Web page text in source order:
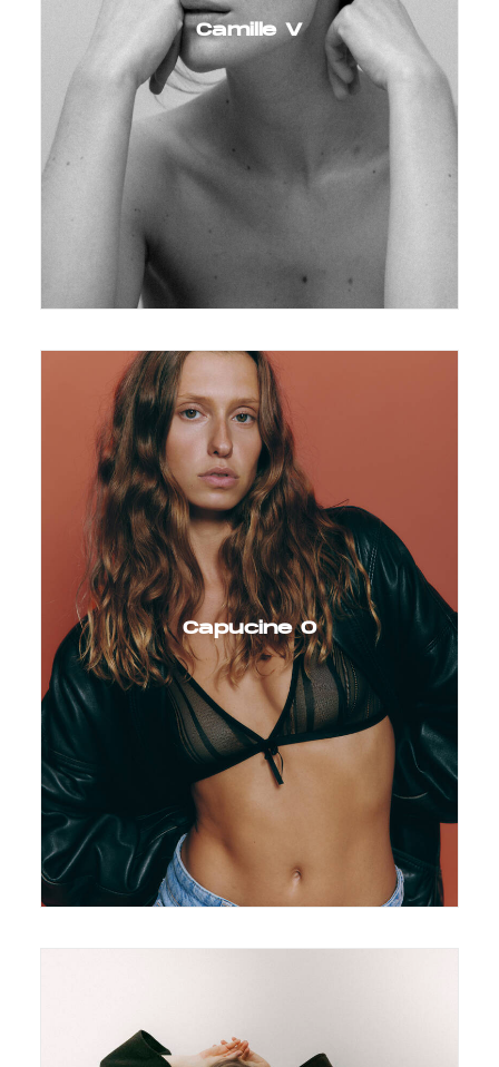
Camille V
Capucine O